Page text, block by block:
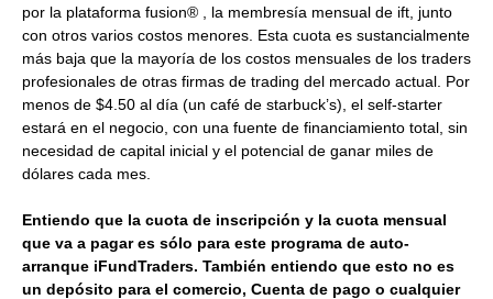
por la plataforma fusion® , la membresía mensual de ift, junto
con otros varios costos menores. Esta cuota es sustancialmente
más baja que la mayoría de los costos mensuales de los traders
profesionales de otras firmas de trading del mercado actual. Por
menos de $4.50 al día (un café de starbuck’s), el self-starter
estará en el negocio, con una fuente de financiamiento total, sin
necesidad de capital inicial y el potencial de ganar miles de
dólares cada mes.
Entiendo que la cuota de inscripción y la cuota mensual
que va a pagar es sólo para este programa de auto-
arranque iFundTraders. También entiendo que esto no es
un depósito para el comercio, Cuenta de pago o cualquier